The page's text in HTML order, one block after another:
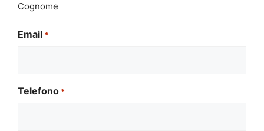
Cognome
Email *
Telefono *